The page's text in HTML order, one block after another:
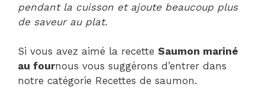
pendant la cuisson et ajoute beaucoup plus
de saveur au plat.
Si vous avez aimé la recette Saumon mariné
au fournous vous suggérons d’entrer dans
notre catégorie Recettes de saumon.